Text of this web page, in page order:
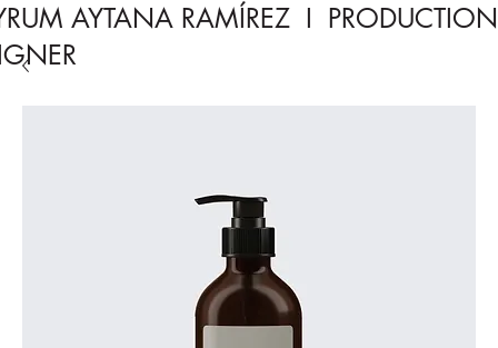
AYTANA RAMÍREZ I PRODUCTION